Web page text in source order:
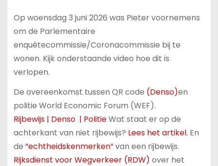
Op woensdag 3 juni 2026 was Pieter voornemens
om de Parlementaire
enquêtecommissie/Coronacommissie bij te
wonen. Kijk onderstaande video hoe dit is
verlopen.
De overeenkomst tussen QR code (Denso)en
politie World Economic Forum (WEF).
Rijbewijs | Denso | PolitieWat staat er op de
achterkant van niet rijbewijs? Lees het artikel. En
de “echtheidskenmerken”van een rijbewijs.
Rijksdienst voor Wegverkeer (RDW) over het